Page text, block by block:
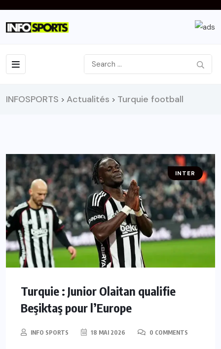
INFOSPORTS > Actualités > Turquie football
INTER
Turquie : Junior Olaitan qualifie
Beşiktaş pour l’Europe
INFO SPORTS 18 MAI 2026 0 COMMENTS